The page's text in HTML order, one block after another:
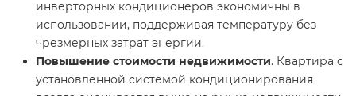
инверторных кондиционеров экономичны в
использовании, поддерживая температуру без
чрезмерных затрат энергии.
Повышение стоимости недвижимости. Квартира с
установленной системой кондиционирования